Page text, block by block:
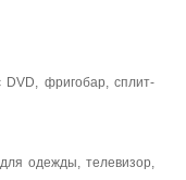
DVD, фригобар, сплит-
одежды, телевизор,